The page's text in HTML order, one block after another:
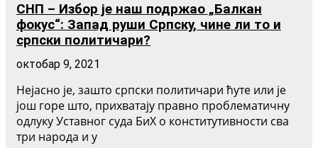
СНП – Избор је наш подржао „Балкан
фокус“: Запад руши Српску, чине ли то и
српски политичари?
октобар 9, 2021
Нејасно је, зашто српски политичари ћуте или је
још горе што, прихватају правно проблематичну
одлуку Уставног суда БиХ о конститутивности сва
три народа и у